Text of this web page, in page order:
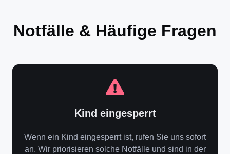
Notfälle & Häufige Fragen
Kind eingesperrt
Wenn ein Kind eingesperrt ist, rufen Sie uns sofort
an. Wir priorisieren solche Notfälle und sind in der